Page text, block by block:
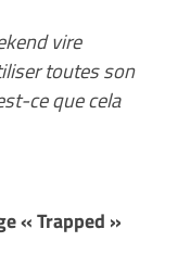
vire
toutes son
ce que cela
« Trapped »